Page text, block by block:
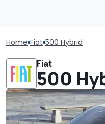
Home Fiat 500 Hybrid
Fiat
500